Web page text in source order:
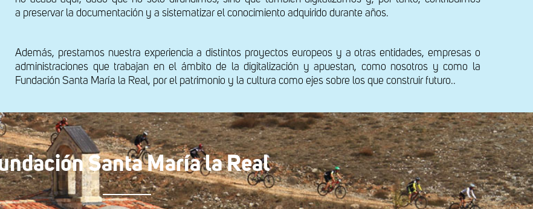
a preservar la documentación y a sistematizar el conocimiento adquirido durante años.
Además, prestamos nuestra experiencia a distintos proyectos europeos y a otras entidades, empresas o
administraciones que trabajan en el ámbito de la digitalización y apuestan, como nosotros y como la
Fundación Santa María la Real, por el patrimonio y la cultura como ejes sobre los que construir futuro..
Santa María la Real